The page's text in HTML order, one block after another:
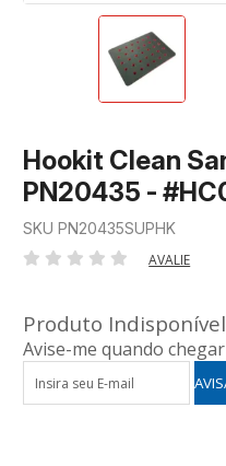
Hookit Clean
PN20435 -
SKU PN20435SUPHK
AVALIE
Produto Indisponível
Avise-me quando chegar